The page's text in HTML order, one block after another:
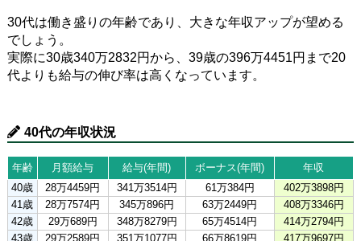
30代は働き盛りの年齢であり、大きな年収アップが望める
でしょう。
実際に30歳340万2832円から、39歳の396万4451円まで20
代よりも給与の伸び率は高くなっています。
40代の年収状況
年齢 月額給与 給与(年間) ボーナス(年間)
年収
40歳
28万4459円 341万3514円 61万384円
402万3898円
41歳
28万7574円 345万896円 63万2449円
408万3346円
42歳
29万689円 348万8279円 65万4514円
414万2794円
43歳
29万2589円 351万1077円 66万8619円
417万9697円